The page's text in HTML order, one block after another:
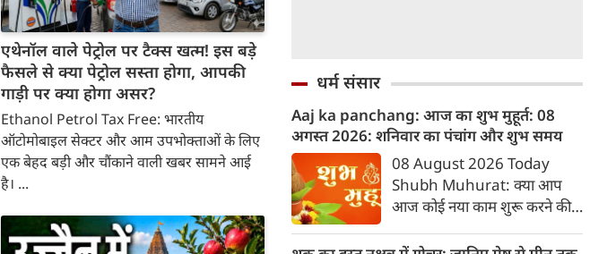
एथेनॉल वाले पेट्रोल पर टैक्स खत्म! इस बड़े
फैसले से क्या पेट्रोल सस्ता होगा, आपकी
गाड़ी पर क्या होगा असर?
Ethanol Petrol Tax Free: भारतीय
ऑटोमोबाइल सेक्टर और आम उपभोक्ताओं के लिए
एक बेहद बड़ी और चौंकाने वाली खबर सामने आई
है। ...
धर्म संसार
Aaj ka panchang: आज का शुभ मुहूर्त: 08
अगस्‍त 2026: शनिवार का पंचांग और शुभ समय
08 August 2026 Today
Shubh Muhurat: क्या आप
आज कोई नया काम शुरू करने की
लेने वाले हैं? ज्योतिष और पंचांग के